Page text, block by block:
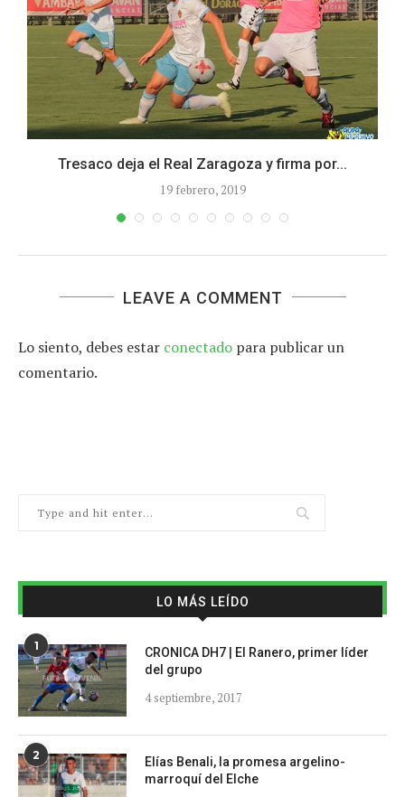
Tresaco deja el Real Zaragoza y firma por...
19 febrero, 2019
LEAVE A COMMENT
Lo siento, debes estar conectado para publicar un
comentario.
LO MÁS LEÍDO
1
CRONICA DH7 | El Ranero, primer líder
del grupo
4 septiembre, 2017
2
Elías Benali, la promesa argelino-
marroquí del Elche